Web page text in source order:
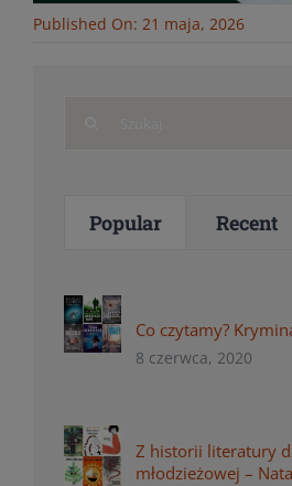
Published On: 21 maja, 2026
Popular Recent
Co czytamy?
8 czerwca, 2020
Z historii literatury
młodzieżowej –